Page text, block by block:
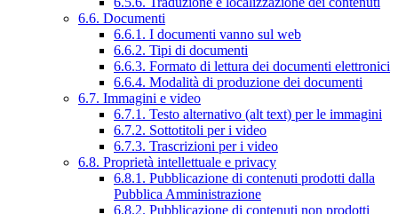
6.6. Documenti
6.6.1. I documenti vanno sul web
6.6.2. Tipi di documenti
6.6.3. Formato di lettura dei documenti elettronici
6.6.4. Modalità di produzione dei documenti
6.7. Immagini e video
6.7.1. Testo alternativo (alt text) per le immagini
6.7.2. Sottotitoli per i video
6.7.3. Trascrizioni per i video
6.8. Proprietà intellettuale e privacy
6.8.1. Pubblicazione di contenuti prodotti dalla
Pubblica Amministrazione
6.8.2. Pubblicazione di contenuti non prodotti